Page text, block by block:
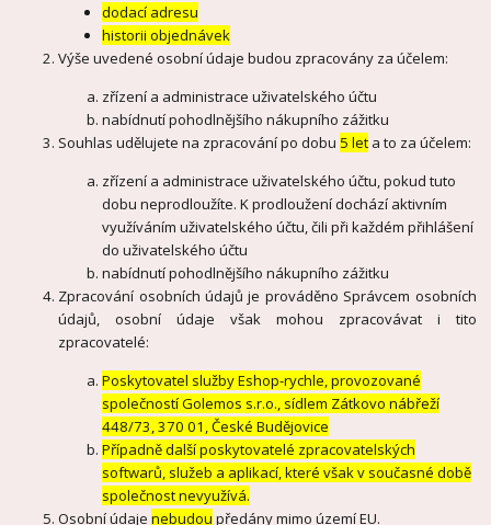
dodací adresu
historii objednávek
Výše uvedené osobní údaje budou zpracovány za účelem:
zřízení a administrace uživatelského účtu
nabídnutí pohodlnějšího nákupního zážitku
Souhlas udělujete na zpracování po dobu 5 let a to za účelem:
zřízení a administrace uživatelského účtu, pokud tuto
dobu neprodloužíte. K prodloužení dochází aktivním
využíváním uživatelského účtu, čili při každém přihlášení
do uživatelského účtu
nabídnutí pohodlnějšího nákupního zážitku
Zpracování osobních údajů je prováděno Správcem osobních
údajů, osobní údaje však mohou zpracovávat i tito
zpracovatelé:
Poskytovatel služby Eshop-rychle, provozované
společností Golemos s.r.o., sídlem Zátkovo nábřeží
448/73, 370 01, České Budějovice
Případně další poskytovatelé zpracovatelských
softwarů, služeb a aplikací, které však v současné době
společnost nevyužívá.
Osobní údajenebudou předány mimo území EU.